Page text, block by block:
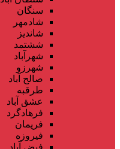
سنگان
شادمهر
شاندیز
ششتمد
شهرآباد
شهرزو
صالح آباد
طرقبه
عشق آباد
فرهادگرد
فریمان
فیروزه
فیض آباد